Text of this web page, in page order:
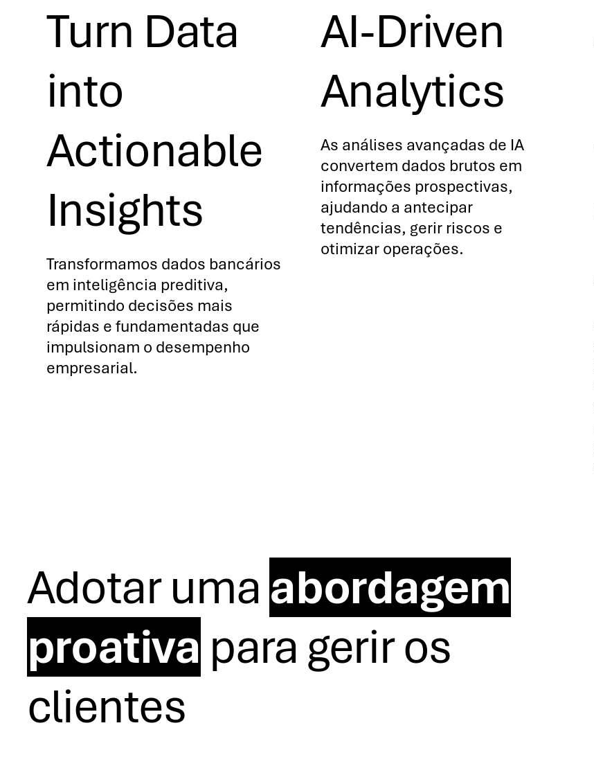
Turn Data
into
Actionable
Insights
Transformamos dados bancários
em inteligência preditiva,
permitindo decisões mais
rápidas e fundamentadas que
impulsionam o desempenho
empresarial.
AI-Driven
Analytics
As análises avançadas de IA
convertem dados brutos em
informações prospectivas,
ajudando a antecipar
tendências, gerir riscos e
otimizar operações.
Adotar uma abordagem
proativa para gerir os
clientes